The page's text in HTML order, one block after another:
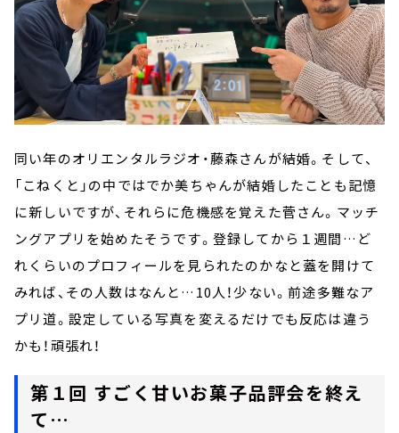
同い年のオリエンタルラジオ・藤森さんが結婚。そして、
「こねくと」の中ではでか美ちゃんが結婚したことも記憶
に新しいですが、それらに危機感を覚えた菅さん。マッチ
ングアプリを始めたそうです。登録してから１週間…ど
れくらいのプロフィールを見られたのかなと蓋を開けて
みれば、その人数はなんと…10人！少ない。前途多難なア
プリ道。設定している写真を変えるだけでも反応は違う
かも！頑張れ！
第１回 すごく甘いお菓子品評会を終え
て…